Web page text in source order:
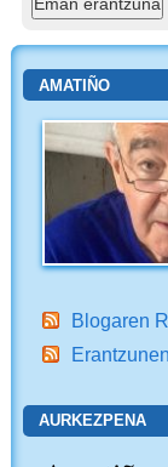
AMATIÑO
Blogaren
AURKEZPENA